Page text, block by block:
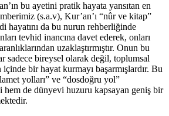
bu ayetini pratik hayata yansıtan en
(s.a.v), Kur’an’ı “nûr ve kitap”
hayatını da bu nurun rehberliğinde
tevhid inancına davet ederek, onları
uzaklaştırmıştır. Onun bu
sadece bireysel olarak değil, toplumsal
bir hayat kurmayı başarmışlardır. Bu
yolları” ve “dosdoğru yol”
hem de dünyevi huzuru kapsayan geniş bir